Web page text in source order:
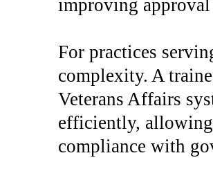
improving approval
For practices
complexity. A
Veterans Affairs
efficiently,
compliance with